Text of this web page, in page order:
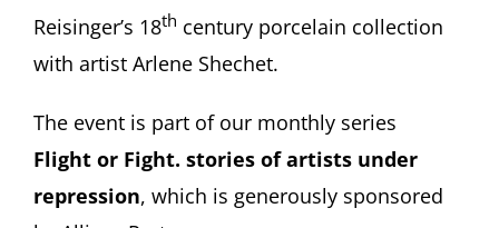
Reisinger’s 18th century porcelain collection
with artist Arlene Shechet.
The event is part of our monthly series
Flight or Fight. stories of artists under
repression, which is generously sponsored